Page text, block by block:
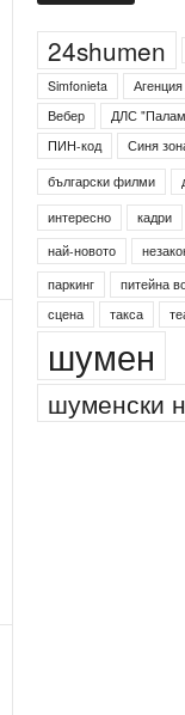
Етикети
24shumen
Simfonieta
Агенция
Вебер
ДЛС
ПИН-код
Синя
български филми
интересно кадри
най-новото
паркинг питейна
сцена
такса
шумен